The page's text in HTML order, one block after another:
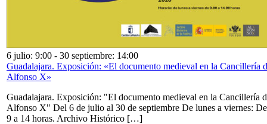
6 julio: 9:00 - 30 septiembre: 14:00
Guadalajara. Exposición: «El documento medieval en la Cancillería
Alfonso X»
Guadalajara. Exposición: "El documento medieval en la Cancillería
Alfonso X" Del 6 de julio al 30 de septiembre De lunes a viernes: De
9 a 14 horas. Archivo Histórico […]